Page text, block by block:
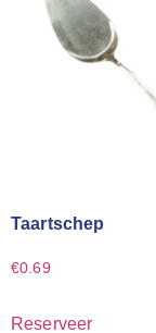
Taartschep
€0.69
Reserveer